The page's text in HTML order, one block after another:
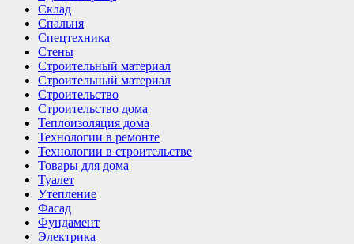
Склад
Спальня
Спецтехника
Стены
Строительный материал
Строительный материал
Строительство
Строительство дома
Теплоизоляция дома
Технологии в ремонте
Технологии в строительстве
Товары для дома
Туалет
Утепление
Фасад
Фундамент
Электрика